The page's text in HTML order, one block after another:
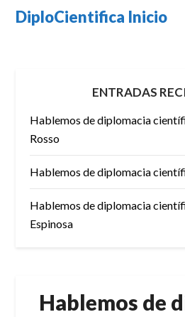
SkipDiploCientifica Inicio
ENTRADAS
Hablemos de diplomacia
Rosso
Hablemos de diplomacia
Hablemos de diplomacia
Espinosa
Hablemos de